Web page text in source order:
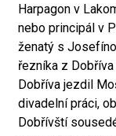
Harpagon v
nebo principál v
ženatý s
řezníka z
Dobříva jezdil
divadelní práci,
Dobřívští